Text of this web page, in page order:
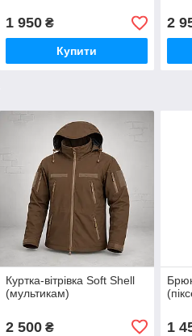
1 950₴
Купити
2
Куртка-вітрівка Soft Shell
(мультикам)
2 500₴ 1